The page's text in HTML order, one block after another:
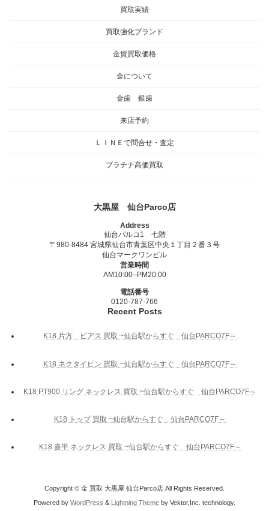
買取実績
買取強化ブランド
金貨買取価格
金について
金歯 銀歯
来店予約
ＬＩＮＥで問合せ・査定
プラチナ高価買取
大黒屋 仙台Parco店
Address
仙台パルコ1 七階
〒980-8484 宮城県仙台市青葉区中央１丁目２番３号
仙台マークワンビル
営業時間
AM10:00–PM20:00
電話番号
0120-787-766
Recent Posts
K18 片方 ピアス 買取 ~仙台駅からすぐ 仙台PARCO7F～
K18 ネクタイピン 買取 ~仙台駅からすぐ 仙台PARCO7F～
K18 PT900 リング ネックレス 買取 ~仙台駅からすぐ 仙台PARCO7F～
K18 トップ 買取 ~仙台駅からすぐ 仙台PARCO7F～
K18 喜平 ネックレス 買取 ~仙台駅からすぐ 仙台PARCO7F～
Copyright © 金 買取 大黒屋 仙台Parco店 All Rights Reserved.
Powered by WordPress & Lightning Theme by Vektor,Inc. technology.